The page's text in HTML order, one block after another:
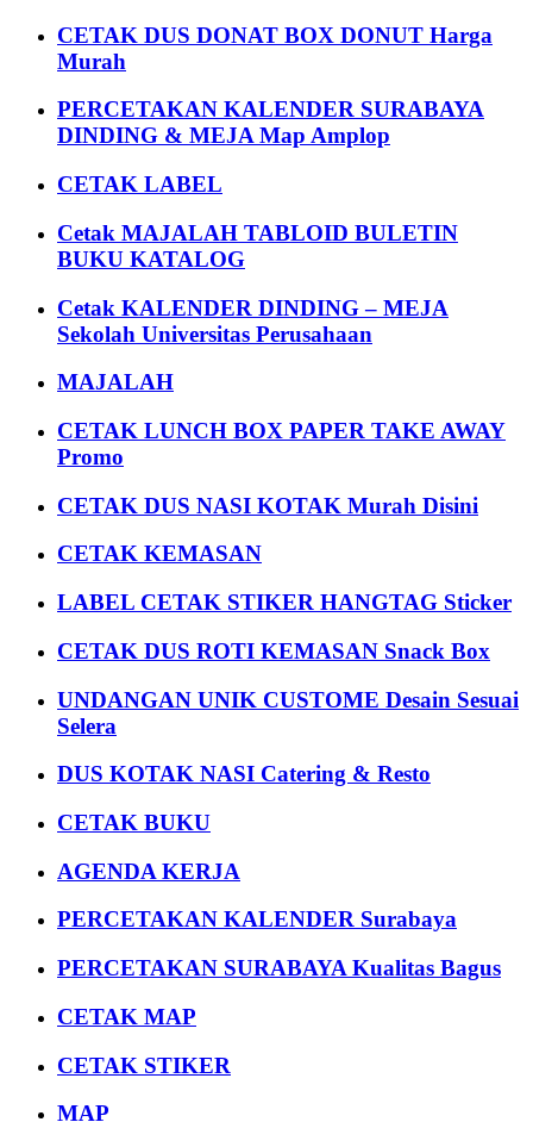
CETAK DUS DONAT BOX DONUT Harga
Murah
PERCETAKAN KALENDER SURABAYA
DINDING & MEJA Map Amplop
CETAK LABEL
Cetak MAJALAH TABLOID BULETIN
BUKU KATALOG
Cetak KALENDER DINDING – MEJA
Sekolah Universitas Perusahaan
MAJALAH
CETAK LUNCH BOX PAPER TAKE AWAY
Promo
CETAK DUS NASI KOTAK Murah Disini
CETAK KEMASAN
LABEL CETAK STIKER HANGTAG Sticker
CETAK DUS ROTI KEMASAN Snack Box
UNDANGAN UNIK CUSTOME Desain Sesuai
Selera
DUS KOTAK NASI Catering & Resto
CETAK BUKU
AGENDA KERJA
PERCETAKAN KALENDER Surabaya
PERCETAKAN SURABAYA Kualitas Bagus
CETAK MAP
CETAK STIKER
MAP